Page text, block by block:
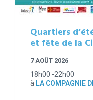
Quartiers
et fête de la
7 AOÛT 2026
18h00 -22h00
à LA COMPAGNIE